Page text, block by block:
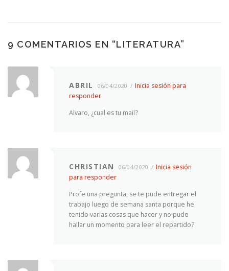
9 COMENTARIOS EN “LITERATURA”
ABRIL 06/04/2020
Inicia sesión para
responder
Alvaro, ¿cual es tu mail?
CHRISTIAN 06/04/2020
Inicia sesión
para responder
Profe una pregunta, se te pude entregar el
trabajo luego de semana santa porque he
tenido varias cosas que hacer y no pude
hallar un momento para leer el repartido?